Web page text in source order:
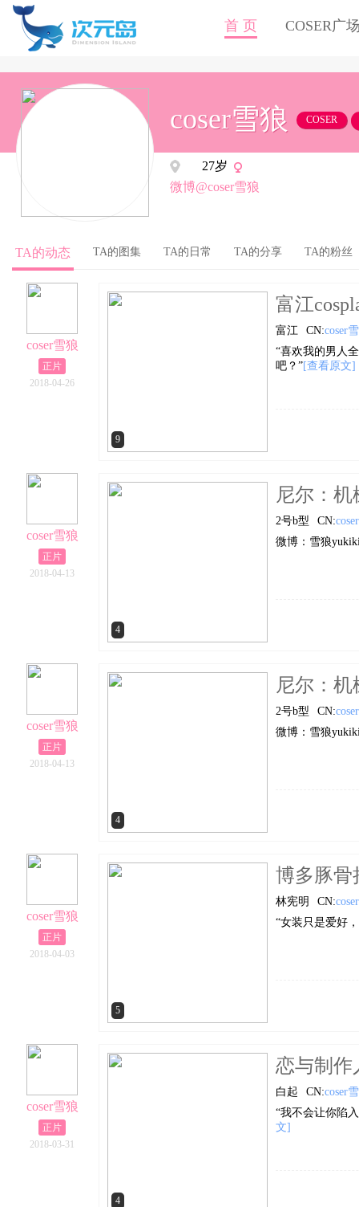
首 页 COSER广
coser雪狼 COSER
27岁
微博@coser雪狼
TA的动态 TA的图集 TA的日常 TA的分享 TA的粉丝
coser雪狼
正片
2018-04-26
9
富江
富江 CN:coser
“喜欢我的男人
吧？”[查看原文]
coser雪狼
正片
2018-04-13
4
尼尔：机
2号b型 CN:
微博：雪狼
coser雪狼
正片
2018-04-13
4
尼尔：机
2号b型 CN:
微博：雪狼
coser雪狼
正片
2018-04-03
5
博多豚骨
林宪明 CN:
“女装只是爱好
coser雪狼
正片
2018-03-31
4
恋与制作
白起 CN:coser
“我不会让你陷
文]